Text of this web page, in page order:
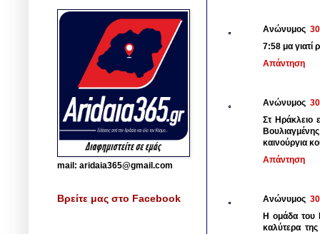
Ανώνυμος
7:58 μα γιατί
Απάντηση
Ανώνυμος
Στ Ηράκλειο
καινούργια
Απάντηση
Ανώνυμος
Η ομάδα του
καλύτερα
mail: aridaia365@gmail.com
Βρείτε μας στο Facebook